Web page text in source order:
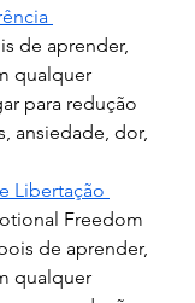
de aprender,
qualquer
para redução
ansiedade, dor,
Libertação
Freedom
de aprender,
qualquer